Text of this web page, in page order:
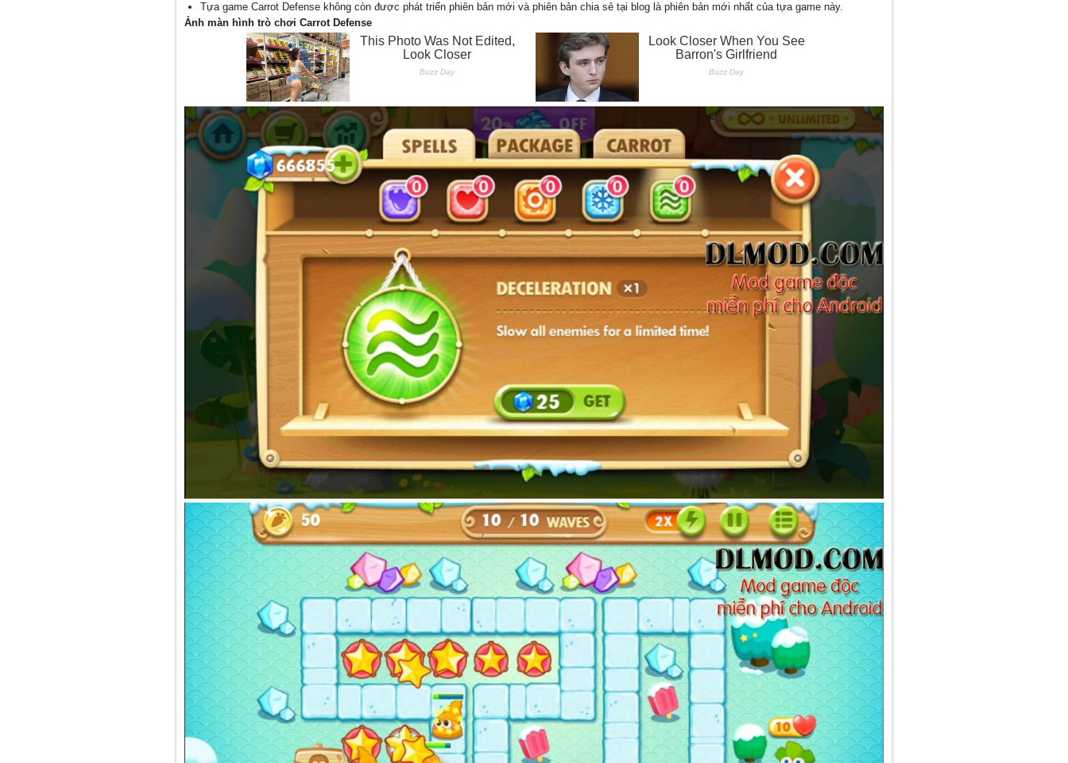
Tựa game Carrot Defense không còn được phát triển phiên bản mới và phiên bản chia sẻ tại blog là phiên bản mới nhất của tựa game này.
Ảnh màn hình trò chơi Carrot Defense